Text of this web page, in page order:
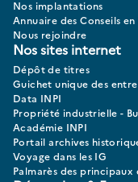
Nos implantations
Annuaire des Conseils en
Nous rejoindre
Nos sites internet
Dépôt de titres
Guichet unique des
Data INPI
Propriété industrielle -
Académie INPI
Portail archives
Voyage dans les IG
Palmarès des